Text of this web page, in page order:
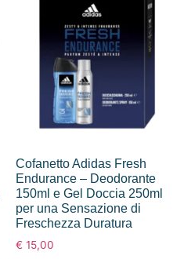
Cofanetto Adidas Fresh
Endurance – Deodorante
150ml e Gel Doccia 250ml
per una Sensazione di
Freschezza Duratura
€ 15,00